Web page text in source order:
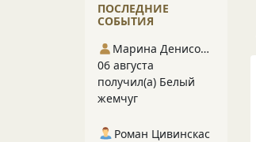
ПОСЛЕДНИЕ
СОБЫТИЯ
Марина Денисова 5
06 августа
получил(а) Белый
жемчуг
Роман Цивинскас